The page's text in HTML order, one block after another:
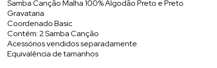
Samba Canção Malha 100% Algodão Preto e Preto
Gravataria
Coordenado Basic
Contém: 2 Samba Canção
Acessórios vendidos separadamente.
Equivalência de tamanhos